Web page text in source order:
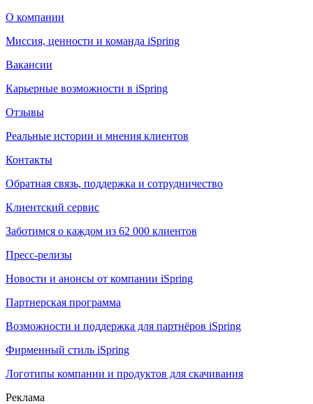
О компании
Миссия, ценности и команда iSpring
Вакансии
Карьерные возможности в iSpring
Отзывы
Реальные истории и мнения клиентов
Контакты
Обратная связь, поддержка и сотрудничество
Клиентский сервис
Заботимся о каждом из 62 000 клиентов
Пресс-релизы
Новости и анонсы от компании iSpring
Партнерская программа
Возможности и поддержка для партнёров iSpring
Фирменный стиль iSpring
Логотипы компании и продуктов для скачивания
Реклама